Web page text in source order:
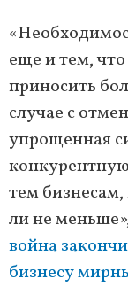
еще и тем,
приносить
случае с
упрощенная
тем
ли не
война
бизнесу